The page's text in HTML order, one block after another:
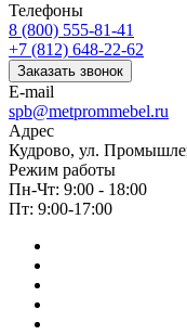
Телефоны
8 (800) 555-81-41
+7 (812) 648-22-62
Заказать звонок
E-mail
spb@metprommebel.ru
Адрес
Кудрово, ул.
Режим работы
Пн-Чт: 9:00 - 18:00
Пт: 9:00-17:00